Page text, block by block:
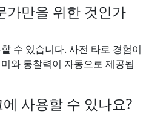
가만을 위한 것인가
수 있습니다. 사전 타로 경험이
와 통찰력이 자동으로 제공됩
사용할 수 있나요?